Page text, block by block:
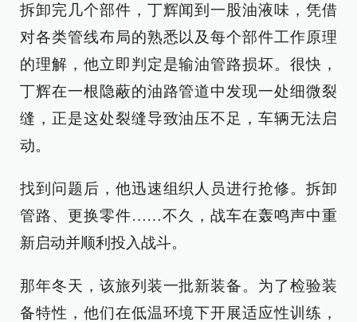
拆卸完几个部件，丁辉闻到一股油液味，凭借
对各类管线布局的熟悉以及每个部件工作原理
的理解，他立即判定是输油管路损坏。很快，
丁辉在一根隐蔽的油路管道中发现一处细微裂
缝，正是这处裂缝导致油压不足，车辆无法启
动。
找到问题后，他迅速组织人员进行抢修。拆卸
管路、更换零件……不久，战车在轰鸣声中重
新启动并顺利投入战斗。
那年冬天，该旅列装一批新装备。为了检验装
备特性，他们在低温环境下开展适应性训练，